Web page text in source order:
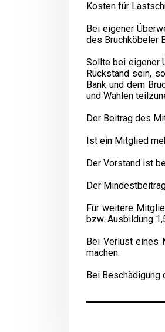
Kosten für
Bei eigener
des Bruchköbeler
Sollte bei eigener
Rückstand sein,
Bank und dem
und Wahlen
Der Beitrag des
Ist ein Mitglied
Der Vorstand ist
Der
Für weitere
bzw. Ausbildung
Bei Verlust eines
machen.
Bei